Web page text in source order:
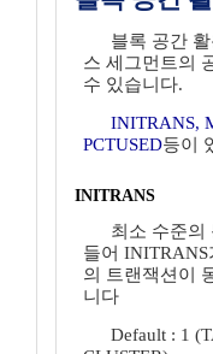
블록 공간
스 세그먼트의
수 있습니다.
INITRANS,
PCTUSED등이
INITRANS
최소 수준의
들어
의 트랜잭션이
니다
Default : 1